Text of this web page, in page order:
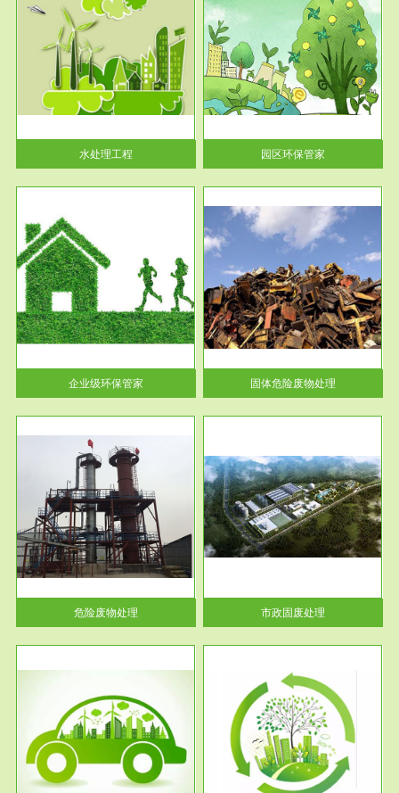
水处理工程
服务范围
园区环保管家
2016 年 4 月，环保部下发《关
于积极发挥环境保护作用促进供
给侧结...
园区环保管家
企业级环保管家
服务范围
固体危险废物处理
固体废物解释：固体废物是指人
们在生产建设、日常生活和其他
活动中...
固体危险废物处理
危险废物处理
服务范围
市政固废处理
蔚蓝生态环境科技所从事的市政
废物处理业务包括市政废物的处
理处...
市政固废处理
服务范围
工作场所职业危害现状评价
【现状评价意义】：具体因素---